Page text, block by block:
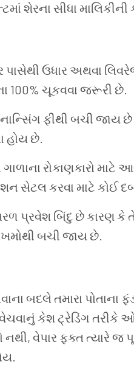
શેરના સીધા માલિકીની
ઉધાર અથવા
100% ચૂકવવા જરૂરી છે.
ફીથી બચી જાય છે
હોય છે.
રોકાણકારો
સેટલ કરવા માટે કોઈ
પ્રવેશ બિંદુ છે કારણ કે તે
બચી જાય છે.
બદલે તમારા
કેશ ટ્રેડિંગ
વેપાર ફક્ત ત્યારે જ